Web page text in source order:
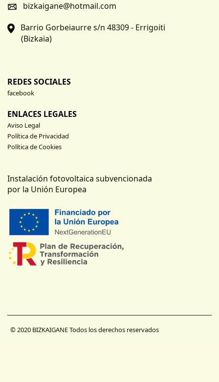
bizkaigane@hotmail.com
Barrio Gorbeiaurre s/n 48309 - Errigoiti
(Bizkaia)
REDES SOCIALES
facebook
ENLACES LEGALES
Aviso Legal
Política de Privacidad
Política de Cookies
Instalación fotovoltaica subvencionada
por la Unión Europea
© 2020 BIZKAIGANE Todos los derechos reservados